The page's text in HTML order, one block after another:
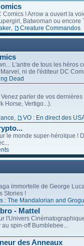
Comics ! Arrow a ouvert la
Batwoman ou encore
Creature Commandos
L'antre de tous les héros
ni de l'éditeur DC
Dead
parler de vos dernières
Horse, Vertigo...).
VO : En direct des
le monde super-héroïque !
immortelle de George
Stories !
: The Mandalorian and Grogu
- Mattel
l'Univers
spin-off Bumblebee...
des Anneaux